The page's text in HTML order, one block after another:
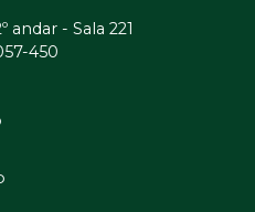
andar - Sala 221
450